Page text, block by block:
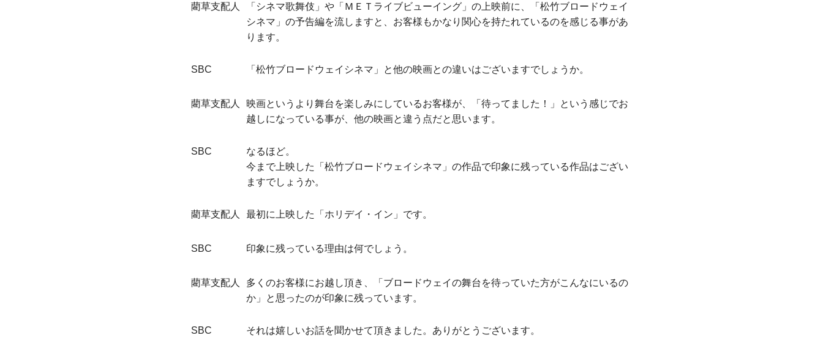
藺草支配人
「シネマ歌舞伎」や「ＭＥＴライブビューイング」の上映前に、「松竹ブロードウェイ
シネマ」の予告編を流しますと、お客様もかなり関心を持たれているのを感じる事があ
ります。
SBC 「松竹ブロードウェイシネマ」と他の映画との違いはございますでしょうか。
藺草支配人
映画というより舞台を楽しみにしているお客様が、「待ってました！」という感じでお
越しになっている事が、他の映画と違う点だと思います。
SBC
なるほど。
今まで上映した「松竹ブロードウェイシネマ」の作品で印象に残っている作品はござい
ますでしょうか。
藺草支配人 最初に上映した「ホリデイ・イン」です。
SBC 印象に残っている理由は何でしょう。
藺草支配人
多くのお客様にお越し頂き、「ブロードウェイの舞台を待っていた方がこんなにいるの
か」と思ったのが印象に残っています。
SBC
それは嬉しいお話を聞かせて頂きました。ありがとうございます。